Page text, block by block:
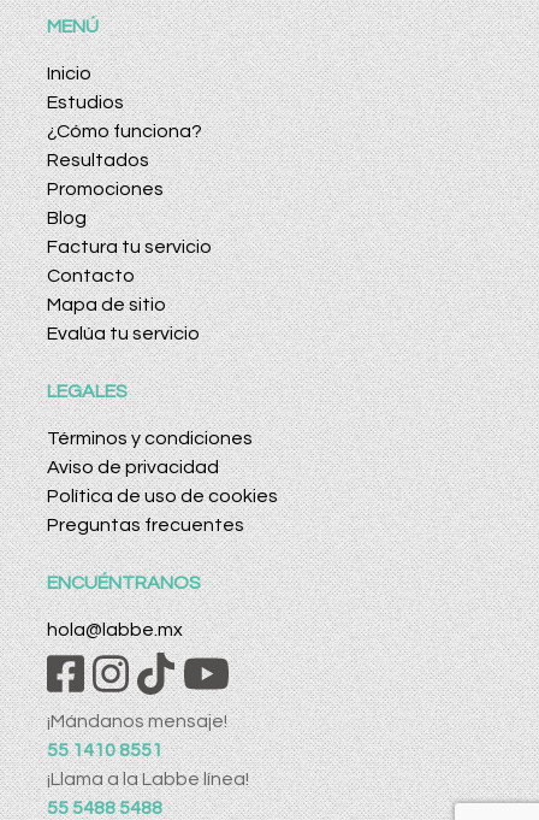
MENÚ
Inicio
Estudios
¿Cómo funciona?
Resultados
Promociones
Blog
Factura tu servicio
Contacto
Mapa de sitio
Evalúa tu servicio
LEGALES
Términos y condiciones
Aviso de privacidad
Política de uso de cookies
Preguntas frecuentes
ENCUÉNTRANOS
hola@labbe.mx
¡Mándanos mensaje!
55 1410 8551
¡Llama a la Labbe línea!
55 5488 5488